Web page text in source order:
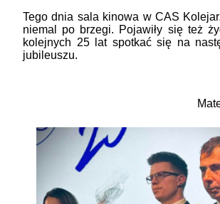
Tego dnia sala kinowa w CAS
niemal po brzegi. Pojawiły się też
kolejnych 25 lat spotkać się na
jubileuszu.